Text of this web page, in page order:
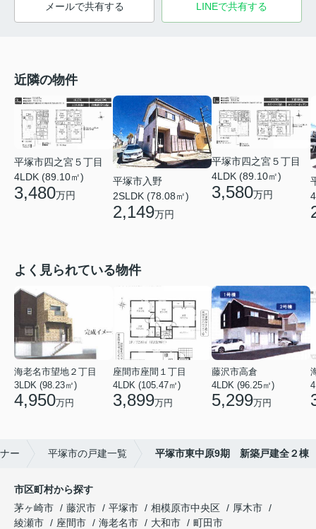
メールで共有する LINEで共有する
近隣の物件
平塚市四之宮５丁目
4LDK (89.10㎡)
3,480万円
平塚市入野
2SLDK (78.08㎡)
2,149万円
平塚市四之宮５丁目
4LDK (89.10㎡)
3,580万円
よく見られている物件
海老名市望地２丁目
3LDK (98.23㎡)
4,950万円
座間市座間１丁目
4LDK (105.47㎡)
3,899万円
藤沢市高倉
4LDK (96.25㎡)
5,299万円
ー 平塚市の戸建一覧 平塚市東中原9期 新築戸建全２棟
市区町村から探す
茅ヶ崎市
藤沢市 平塚市 相模原市中央区
厚木市
綾瀬市
座間市 海老名市 大和市
町田市